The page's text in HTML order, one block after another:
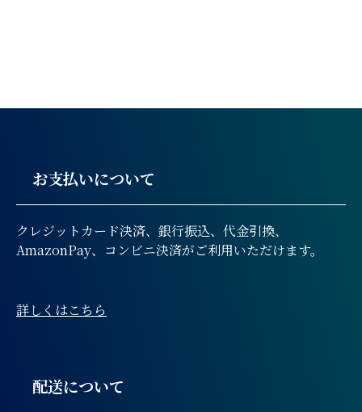
お支払いについて
クレジットカード決済、銀行振込、代金引換、
AmazonPay、コンビニ決済がご利用いただけます。
詳しくはこちら
配送について